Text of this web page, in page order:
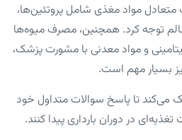
مواد مغذی شامل پروتئین‌ها،
توجه کرد. همچنین، مصرف میوه‌ها
و مواد معدنی با مشورت پزشک،
بسیار مهم است.
می‌کند تا پاسخ سوالات متداول خود
در دوران بارداری پیدا کنند.